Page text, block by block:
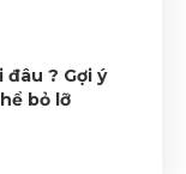
đâu ? Gợi ý
bỏ lỡ